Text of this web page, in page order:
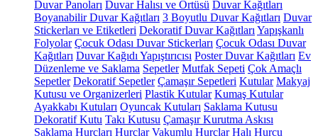
Duvar Panoları Duvar Halısı ve Örtüsü Duvar Kağıtları
Boyanabilir Duvar Kağıtları 3 Boyutlu Duvar Kağıtları Duvar
Stickerları ve Etiketleri Dekoratif Duvar Kağıtları Yapışkanlı
Folyolar Çocuk Odası Duvar Stickerları Çocuk Odası Duvar
Kağıtları Duvar Kağıdı Yapıştırıcısı Poster Duvar Kağıtları Ev
Düzenleme ve Saklama Sepetler Mutfak Sepeti Çok Amaçlı
Sepetler Dekoratif Sepetler Çamaşır Sepetleri Kutular Makyaj
Kutusu ve Organizerleri Plastik Kutular Kumaş Kutular
Ayakkabı Kutuları Oyuncak Kutuları Saklama Kutusu
Dekoratif Kutu Takı Kutusu Çamaşır Kurutma Askısı
Saklama Hurçları Hurçlar Vakumlu Hurçlar Halı Hurcu